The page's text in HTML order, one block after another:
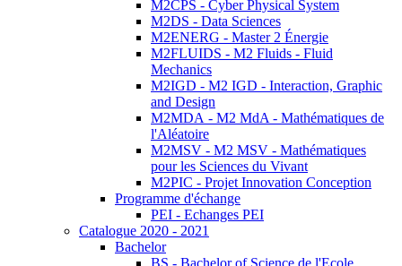
M2CPS - Cyber Physical System
M2DS - Data Sciences
M2ENERG - Master 2 Énergie
M2FLUIDS - M2 Fluids - Fluid
Mechanics
M2IGD - M2 IGD - Interaction, Graphic
and Design
M2MDA - M2 MdA - Mathématiques de
l'Aléatoire
M2MSV - M2 MSV - Mathématiques
pour les Sciences du Vivant
M2PIC - Projet Innovation Conception
Programme d'échange
PEI - Echanges PEI
Catalogue 2020 - 2021
Bachelor
BS - Bachelor of Science de l'Ecole